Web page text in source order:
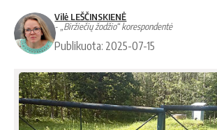
Vilė LEŠČINSKIENĖ
- „Biržiečių žodžio“ korespondentė
Publikuota: 2025-07-15